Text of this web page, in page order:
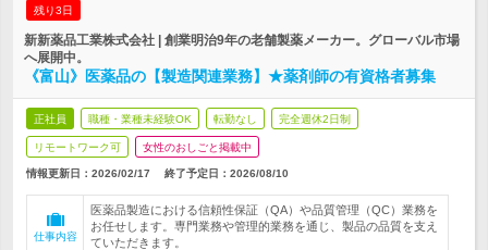
残り3日
新新薬品工業株式会社 | 創業明治9年の老舗製薬メーカー。グローバル市場
へ展開中。
《富山》医薬品の【製造関連業務】★薬剤師の有資格者募集
正社員 職種・業種未経験OK 転勤なし 完全週休2日制
リモートワーク可 女性のおしごと掲載中
情報更新日：2026/02/17 終了予定日： 2026/08/10
仕事内容
医薬品製造における信頼性保証（QA）や品質管理（QC）業務を
お任せします。専門業務や管理的業務を通じ、製品の品質を支え
ていただきます。